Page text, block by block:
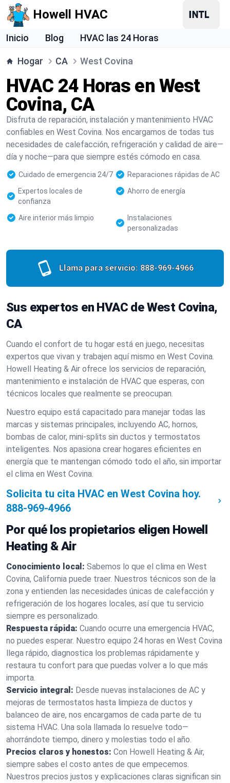
Howell HVAC
Inicio Blog HVAC las 24 Horas
Hogar CA West Covina
HVAC 24 Horas en West
Covina, CA
Disfruta de reparación, instalación y mantenimiento HVAC
confiables en West Covina. Nos encargamos de todas tus
necesidades de calefacción, refrigeración y calidad de aire—
día y noche—para que siempre estés cómodo en casa.
Cuidado de emergencia 24/7
Reparaciones rápidas de AC
Expertos locales de
confianza
Ahorro de energía
Aire interior más limpio
Instalaciones
personalizadas
Llama para servicio: 888-969-4966
Sus expertos en HVAC de West Covina,
CA
Cuando el confort de tu hogar está en juego, necesitas
expertos que vivan y trabajen aquí mismo en West Covina.
Howell Heating & Air ofrece los servicios de reparación,
mantenimiento e instalación de HVAC que esperas, con
técnicos locales que realmente se preocupan.
Nuestro equipo está capacitado para manejar todas las
marcas y sistemas principales, incluyendo AC, hornos,
bombas de calor, mini-splits sin ductos y termostatos
inteligentes. Nos apasiona crear hogares eficientes en
energía que te mantengan cómodo todo el año, sin importar
el clima en West Covina.
Solicita tu cita HVAC en West Covina hoy.
888-969-4966
Por qué los propietarios eligen Howell
Heating & Air
Conocimiento local: Sabemos lo que el clima en West
Covina, California puede traer. Nuestros técnicos son de la
zona y entienden las necesidades únicas de calefacción y
refrigeración de los hogares locales, así que tu servicio
siempre es personalizado.
Respuesta rápida: Cuando ocurre una emergencia HVAC,
no puedes esperar. Nuestro equipo 24 horas en West Covina
llega rápido, diagnostica los problemas rápidamente y
restaura tu confort para que puedas volver a lo que más
importa.
Servicio integral: Desde nuevas instalaciones de AC y
mejoras de termostatos hasta limpieza de ductos y
balanceo de aire, nos encargamos de cada parte de tu
sistema HVAC. Una sola llamada lo resuelve todo—
ahorrándote tiempo, dinero y molestias todo el año.
Precios claros y honestos: Con Howell Heating & Air,
siempre sabes el costo antes de que empecemos.
Nuestros precios justos y explicaciones claras significan sin